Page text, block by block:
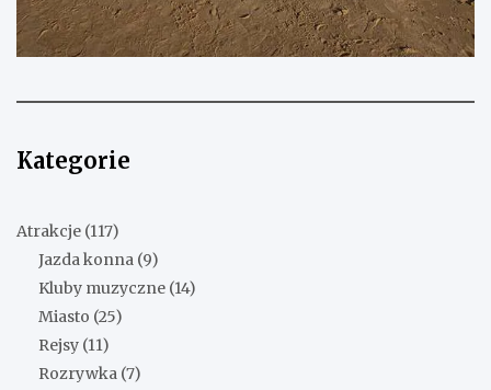
Kategorie
Atrakcje (117)
Jazda konna (9)
Kluby muzyczne (14)
Miasto (25)
Rejsy (11)
Rozrywka (7)